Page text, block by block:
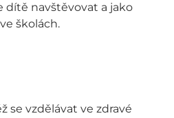
dítě navštěvovat a jako
školách.
se vzdělávat ve zdravé